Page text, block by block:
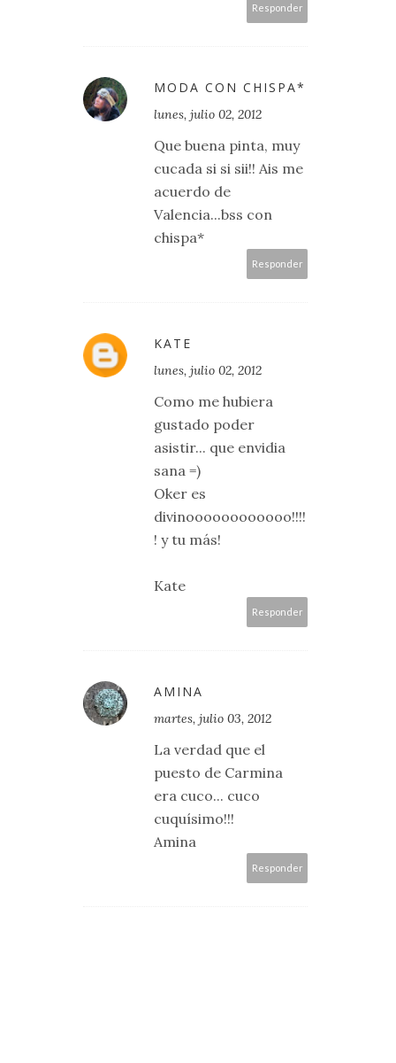
Responder
MODA CON CHISPA*
lunes, julio 02, 2012
Que buena pinta, muy
cucada si si sii!! Ais me
acuerdo de
Valencia...bss con
chispa*
Responder
KATE
lunes, julio 02, 2012
Como me hubiera
gustado poder
asistir... que envidia
sana =)
Oker es
divinoooooooooooo!!!!
! y tu más!
Kate
Responder
AMINA
martes, julio 03, 2012
La verdad que el
puesto de Carmina
era cuco... cuco
cuquísimo!!!
Amina
Responder